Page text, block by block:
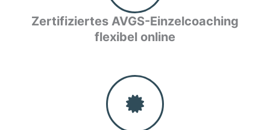
Zertifiziertes AVGS-Einzelcoaching
flexibel online